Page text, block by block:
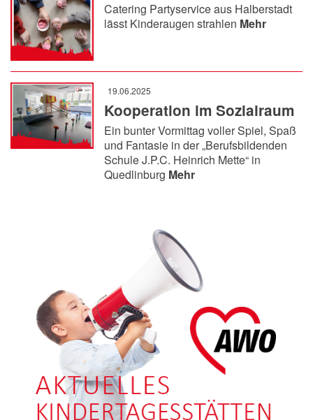
Catering Partyservice aus Halberstadt
lässt Kinderaugen strahlen Mehr
19.06.2025
Kooperation im Sozialraum
Ein bunter Vormittag voller Spiel, Spaß
und Fantasie in der „Berufsbildenden
Schule J.P.C. Heinrich Mette“ in
Quedlinburg Mehr